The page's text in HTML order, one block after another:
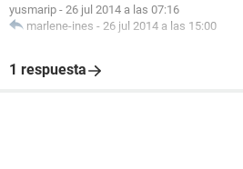
yusmarip - 26 jul 2014 a las 07:16
marlene-ines - 26 jul 2014 a las 15:00
1 respuesta